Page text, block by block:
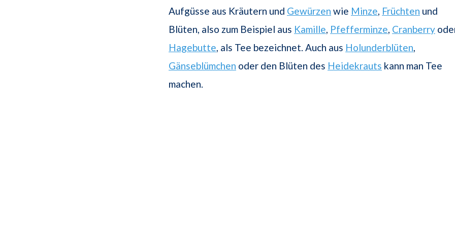
Aufgüsse aus Kräutern und Gewürzen wie Minze, Früchten und
Blüten, also zum Beispiel aus Kamille, Pfefferminze, Cranberry
Hagebutte, als Tee bezeichnet. Auch aus Holunderblüten,
Gänseblümchen oder den Blüten des Heidekrauts kann man Tee
machen.